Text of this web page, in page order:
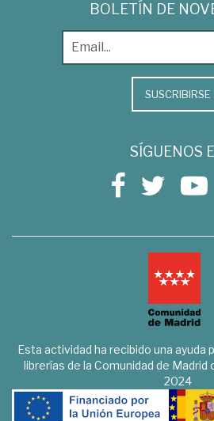
BOLETÍN DE
SUSCRIBIRSE
SÍGUENOS
Esta actividad ha recibido una ayuda
librerías de la Comunidad de
2024